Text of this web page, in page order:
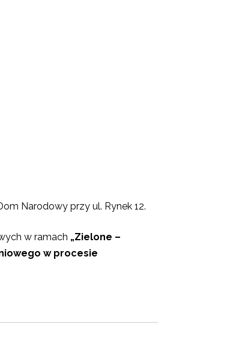
Narodowy przy ul. Rynek 12.
w ramach „Zielone –
w procesie